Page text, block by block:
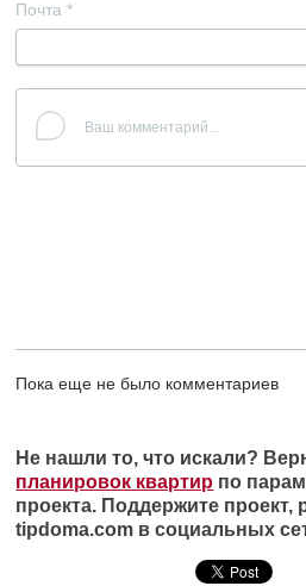
Почта *
Пока еще не было комментариев
Не нашли то, что искали?
планировок квартир по
проекта. Поддержите проект,
tipdoma.com в социальных